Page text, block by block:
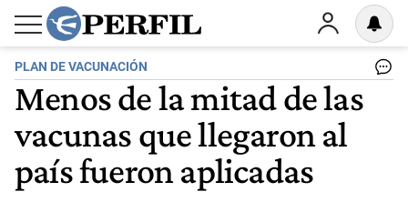
PLAN DE VACUNACIÓN
Menos de la mitad de las
vacunas que llegaron al
país fueron aplicadas